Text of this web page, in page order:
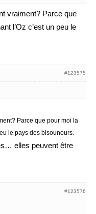
vraiment? Parce que
l’Oz c’est un peu le
#123575
Parce que pour moi la
le pays des bisounours.
elles peuvent être
#123576